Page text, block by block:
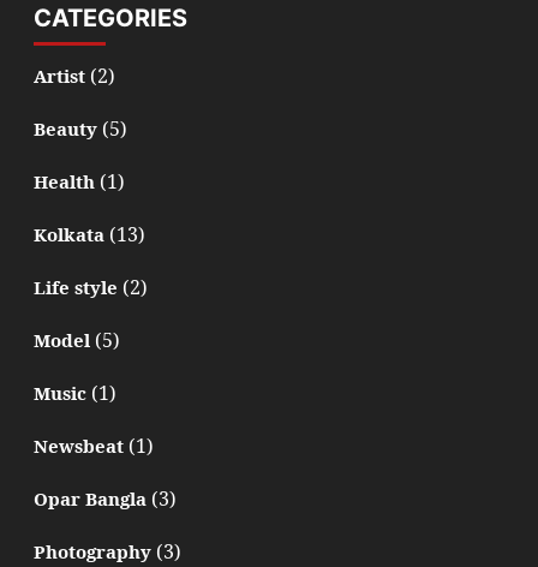
CATEGORIES
Artist(2)
Beauty(5)
Health(1)
Kolkata(13)
Life style (2)
Model(5)
Music(1)
Newsbeat(1)
Opar Bangla(3)
Photography(3)